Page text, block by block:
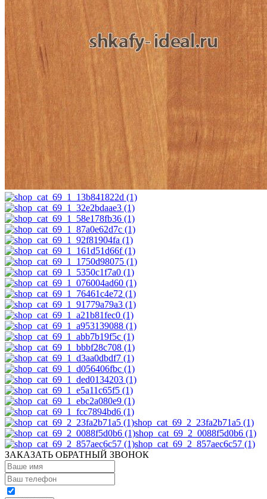
shop_cat_69_2_23fa2b71a5 (1)
shop_cat_69_2_0088f5d0b6 (1)
shop_cat_69_2_857aec6c57 (1)
ЗАКАЗАТЬ ОБРАТНЫЙ ЗВОНОК